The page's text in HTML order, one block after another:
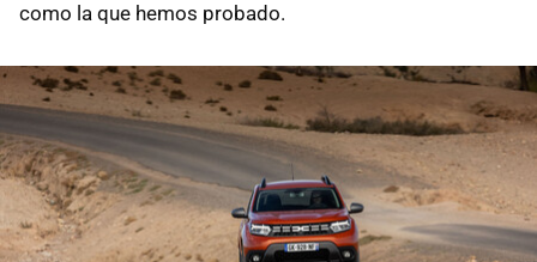
como la que hemos probado.